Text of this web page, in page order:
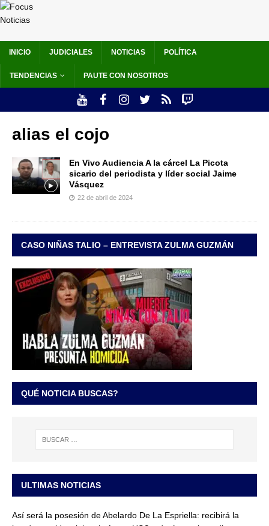
INICIO JUDICIALES NOTICIAS POLÍTICA
TENDENCIAS PAUTE CON NOSOTROS
alias el cojo
En Vivo Audiencia A la cárcel La Picota
sicario del periodista y líder social Jaime
Vásquez
22 de abril de 2024
CASO NIÑAS TALIO – ENTREVISTA ZULMA GUZMÁN
QUÉ NOTICIA BUSCAS?
ULTIMAS NOTICIAS
Así será la posesión de Abelardo De La Espriella: recibirá la